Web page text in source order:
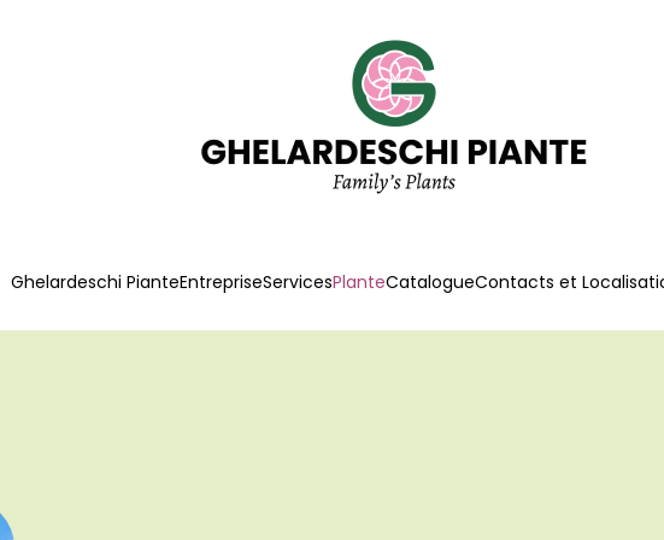
Ghelardeschi PianteEntrepriseServicesPlanteCatalogueContacts et